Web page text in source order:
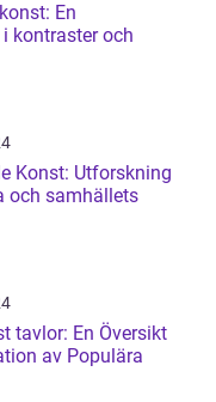
En
kontraster och
Konst: Utforskning
och samhällets
tavlor: En Översikt
av Populära